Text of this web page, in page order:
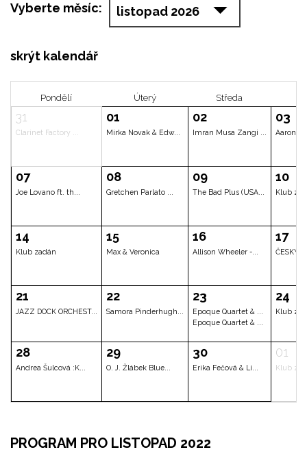
Vyberte měsíc:
skrýt kalendář
Úterý
Clarinet Factory ... Mirka Novak & Edw... Imran
07
Joe Lovano ft. th...
08
Gretchen Parlato ...
09
The Bad
Klub zadán Max & Veronica
PROGRAM PRO LISTOPAD 2022